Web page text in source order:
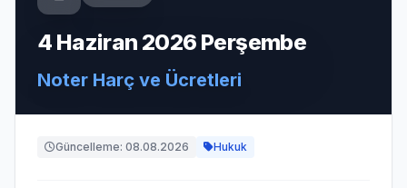
4 Haziran 2026 Perşembe
Noter Harç ve Ücretleri
Güncelleme: 08.08.2026 Hukuk